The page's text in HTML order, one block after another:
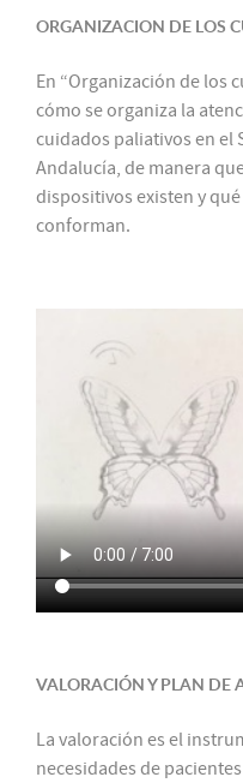
ORGANIZACION DE LOS
En “Organización de los
cómo se organiza la
cuidados paliativos en el
Andalucía, de manera
dispositivos existen y
conforman.
VALORACIÓN Y PLAN DE
La valoración es el
necesidades de